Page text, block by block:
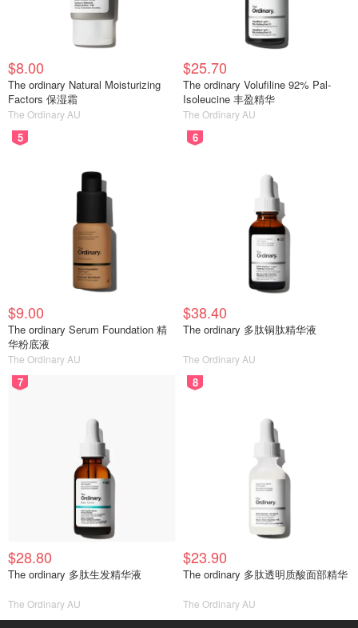
$8.00
The ordinary Natural Moisturizing
Factors 保湿霜
The Ordinary AU
$25.70
The ordinary Volufiline 92% Pal-
Isoleucine 丰盈精华
The Ordinary AU
5
$9.00
The ordinary Serum Foundation 精
华粉底液
The Ordinary AU
6
$38.40
The ordinary 多肽铜肽精华液
The Ordinary AU
7
$28.80
The ordinary 多肽生发精华液
The Ordinary AU
8
$23.90
The ordinary 多肽透明质酸面部精华
The Ordinary AU